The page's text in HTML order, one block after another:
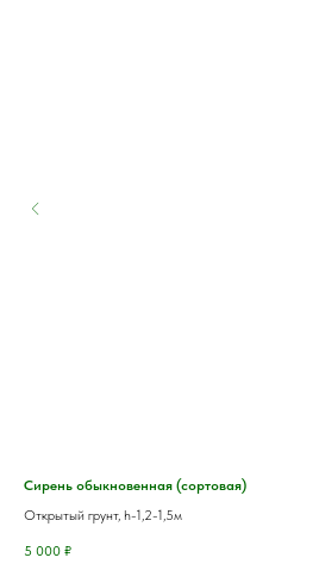
Сирень обыкновенная (сортовая)
Открытый грунт, h-1,2-1,5м
5 000 ₽